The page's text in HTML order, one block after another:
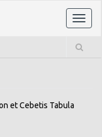
et Cebetis Tabula